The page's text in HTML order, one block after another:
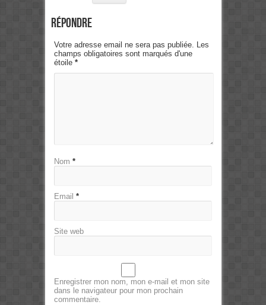
Répondre
Votre adresse email ne sera pas publiée. Les
champs obligatoires sont marqués d'une
étoile *
Nom *
Email *
Site web
Enregistrer mon nom, mon e-mail et mon site
dans le navigateur pour mon prochain
commentaire.